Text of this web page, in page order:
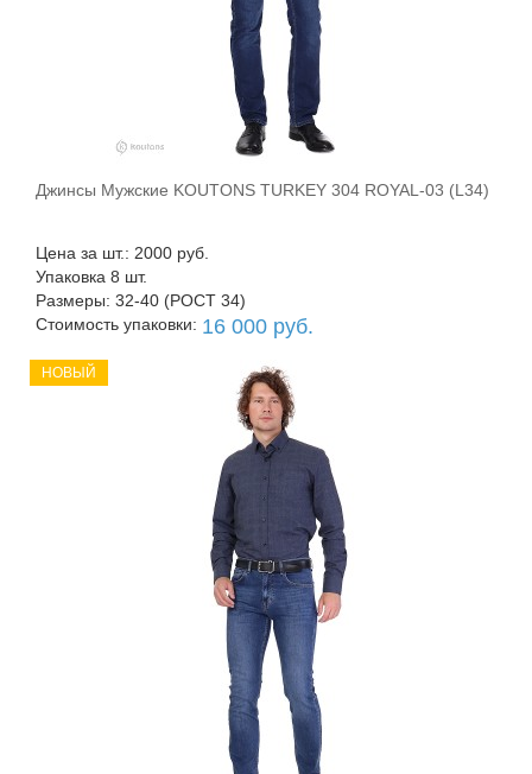
В корзину
Джинсы Мужские KOUTONS TURKEY 304 ROYAL-03 (L34)
Цена за шт.: 2000 руб.
Упаковка 8 шт.
Размеры: 32-40 (РОСТ 34)
Стоимость упаковки: 16 000 руб.
НОВЫЙ